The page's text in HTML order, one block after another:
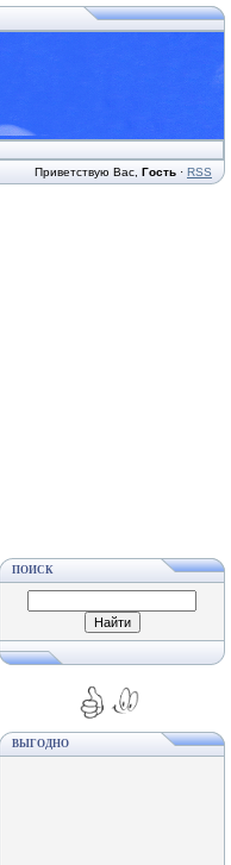
Приветствую Вас Гость · RSS
ПОИСК
ВЫГОДНО